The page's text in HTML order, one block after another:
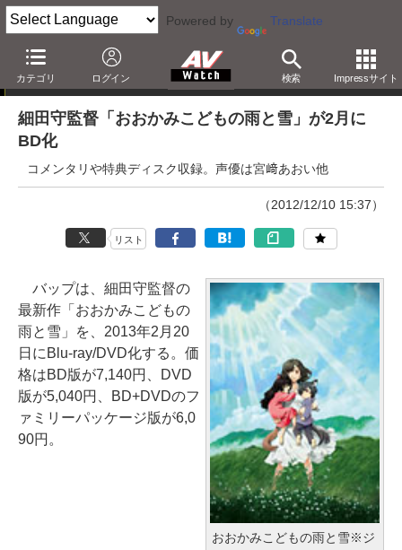
Powered by Translate
カテゴリ ログイン 検索 Impressサイト
ニュース
細田守監督「おおかみこどもの雨と雪」が2月に
BD化
コメンタリや特典ディスク収録。声優は宮﨑あおい他
（2012/12/10 15:37）
リスト
おおかみこどもの雨と雪※ジ
バップは、細田守監督の
最新作「おおかみこどもの
雨と雪」を、2013年2月20
日にBlu-ray/DVD化する。価
格はBD版が7,140円、DVD
版が5,040円、BD+DVDのフ
ァミリーパッケージ版が6,0
90円。